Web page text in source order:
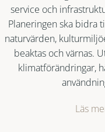
service och
Planeringen ska bidra
naturvärden,
beaktas och värnas.
klimatförändringar,
Läs